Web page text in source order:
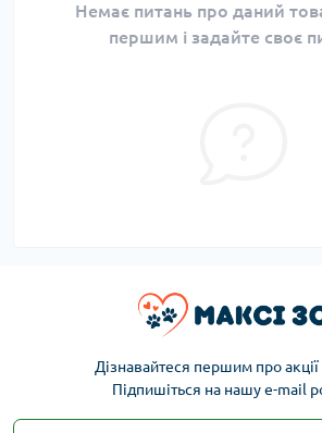
Немає питань про даний
першим і задайте своє
Дізнавайтеся першим про
Підпишіться на нашу e-mail